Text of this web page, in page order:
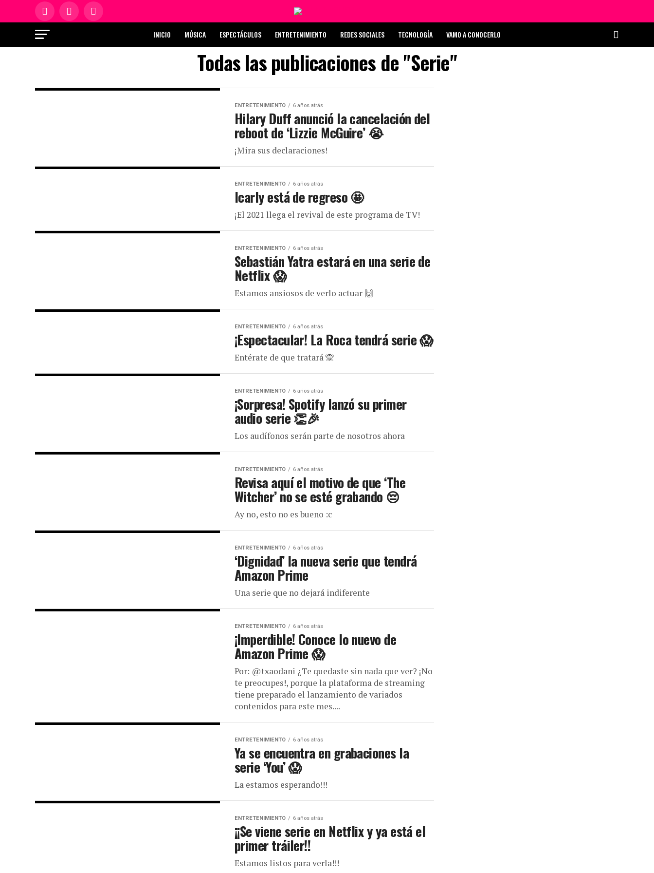
INICIO MÚSICA ESPECTÁCULOS ENTRETENIMIENTO REDES SOCIALES TECNOLOGÍA VAMO A CONOCERLO
Todas las publicaciones de "Serie"
ENTRETENIMIENTO 6 años atrás
Hilary Duff anunció la cancelación del
reboot de ‘Lizzie McGuire’ 😭
¡Mira sus declaraciones!
ENTRETENIMIENTO 6 años atrás
Icarly está de regreso 🤩
¡El 2021 llega el revival de este programa de TV!
ENTRETENIMIENTO 6 años atrás
Sebastián Yatra estará en una serie de
Netflix 😱
Estamos ansiosos de verlo actuar 🙌
ENTRETENIMIENTO 6 años atrás
¡Espectacular! La Roca tendrá serie 😱
Entérate de que tratará 🙊
ENTRETENIMIENTO 6 años atrás
¡Sorpresa! Spotify lanzó su primer
audio serie 👏🎉
Los audífonos serán parte de nosotros ahora
ENTRETENIMIENTO 6 años atrás
Revisa aquí el motivo de que ‘The
Witcher’ no se esté grabando 😔
Ay no, esto no es bueno :c
ENTRETENIMIENTO 6 años atrás
‘Dignidad’ la nueva serie que tendrá
Amazon Prime
Una serie que no dejará indiferente
ENTRETENIMIENTO 6 años atrás
¡Imperdible! Conoce lo nuevo de
Amazon Prime 😱
Por: @txaodani ¿Te quedaste sin nada que ver? ¡No
te preocupes!, porque la plataforma de streaming
tiene preparado el lanzamiento de variados
contenidos para este mes....
ENTRETENIMIENTO 6 años atrás
Ya se encuentra en grabaciones la
serie ‘You’ 😱
La estamos esperando!!!
ENTRETENIMIENTO 6 años atrás
¡¡Se viene serie en Netflix y ya está el
primer tráiler!!
Estamos listos para verla!!!